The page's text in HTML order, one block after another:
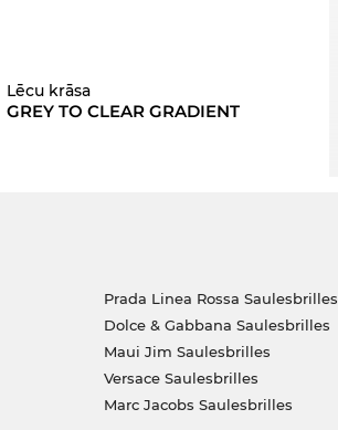
Lēcu krāsa
GREY TO CLEAR GRADIENT
Prada Linea Rossa Saulesbrilles
Dolce & Gabbana Saulesbrilles
Maui Jim Saulesbrilles
Versace Saulesbrilles
Marc Jacobs Saulesbrilles